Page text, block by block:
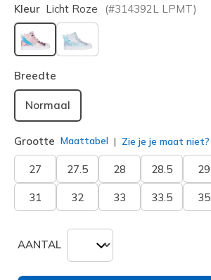
Kleur Licht Roze (#314392L LPMT)
geselecteerd
Breedte
Normaal
Grootte Maattabel Zie je je maat niet?
27 27.5 28 28.5 29
31 32 33 33.5 35
AANTAL